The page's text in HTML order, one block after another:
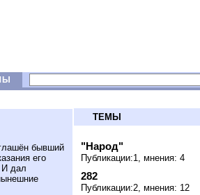
бывший
его
И дал
ТЕМЫ
"Народ"
Публикации:1, мнения: 4
282
Публикации:2, мнения: 12